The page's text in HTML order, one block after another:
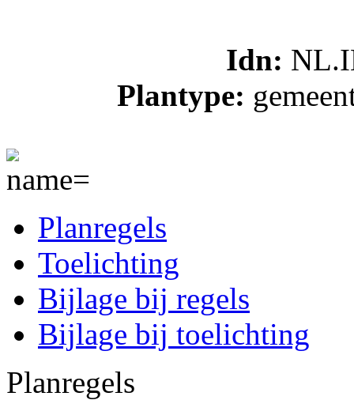
Idn:
Plantype:
Planregels
Toelichting
Bijlage bij regels
Bijlage bij toelichting
Planregels